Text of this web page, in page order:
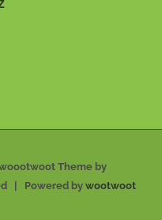
Theme by
| Powered by wootwoot